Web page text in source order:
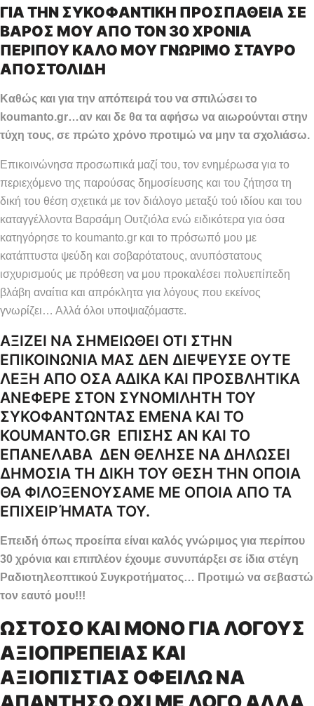
ΓΙΑ ΤΗΝ ΣΥΚΟΦΑΝΤΙΚΗ ΠΡΟΣΠΑΘΕΙΑ ΣΕ
ΒΑΡΟΣ ΜΟΥ ΑΠΟ ΤΟΝ 30 ΧΡΟΝΙΑ
ΠΕΡΙΠΟΥ ΚΑΛΟ ΜΟΥ ΓΝΩΡΙΜΟ ΣΤΑΥΡΟ
ΑΠΟΣΤΟΛΙΔΗ
Καθώς και για την απόπειρά του να σπιλώσει το
koumanto.gr…αν και δε θα τα αφήσω να αιωρούνται στην
τύχη τους, σε πρώτο χρόνο προτιμώ να μην τα σχολιάσω.
Επικοινώνησα προσωπικά μαζί του, τον ενημέρωσα για το
περιεχόμενο της παρούσας δημοσίευσης και του ζήτησα τη
δική του θέση σχετικά με τον διάλογο μεταξύ τού ιδίου και του
καταγγέλλοντα Βαρσάμη Ουτζιόλα ενώ ειδικότερα για όσα
κατηγόρησε το koumanto.gr και το πρόσωπό μου με
κατάπτυστα ψεύδη και σοβαρότατους, ανυπόστατους
ισχυρισμούς με πρόθεση να μου προκαλέσει πολυεπίπεδη
βλάβη αναίτια και απρόκλητα για λόγους που εκείνος
γνωρίζει… Αλλά όλοι υποψιαζόμαστε.
ΑΞΙΖΕΙ ΝΑ ΣΗΜΕΙΩΘΕΙ ΟΤΙ ΣΤΗΝ
ΕΠΙΚΟΙΝΩΝΙΑ ΜΑΣ ΔΕΝ ΔΙΕΨΕΥΣΕ ΟΥΤΕ
ΛΕΞΗ ΑΠΟ ΟΣΑ ΑΔΙΚΑ ΚΑΙ ΠΡΟΣΒΛΗΤΙΚΑ
ΑΝΕΦΕΡΕ ΣΤΟΝ ΣΥΝΟΜΙΛΗΤΗ ΤΟΥ
ΣΥΚΟΦΑΝΤΩΝΤΑΣ ΕΜΕΝΑ ΚΑΙ ΤΟ
KOUMANTO.GR ΕΠΙΣΗΣ ΑΝ ΚΑΙ ΤΟ
ΕΠΑΝΕΛΑΒΑ ΔΕΝ ΘΕΛΗΣΕ ΝΑ ΔΗΛΩΣΕΙ
ΔΗΜΟΣΙΑ ΤΗ ΔΙΚΗ ΤΟΥ ΘΕΣΗ ΤΗΝ ΟΠΟΙΑ
ΘΑ ΦΙΛΟΞΕΝΟΥΣΑΜΕ ΜΕ ΟΠΟΙΑ ΑΠΟ ΤΑ
ΕΠΙΧΕΙΡΉΜΑΤΑ ΤΟΥ.
Επειδή όπως προείπα είναι καλός γνώριμος για περίπου
30 χρόνια και επιπλέον έχουμε συνυπάρξει σε ίδια στέγη
Ραδιοτηλεοπτικού Συγκροτήματος… Προτιμώ να σεβαστώ
τον εαυτό μου!!!
ΩΣΤΟΣΟ ΚΑΙ ΜΟΝΟ ΓΙΑ ΛΟΓΟΥΣ
ΑΞΙΟΠΡΕΠΕΙΑΣ ΚΑΙ
ΑΞΙΟΠΙΣΤΙΑΣ ΟΦΕΙΛΩ ΝΑ